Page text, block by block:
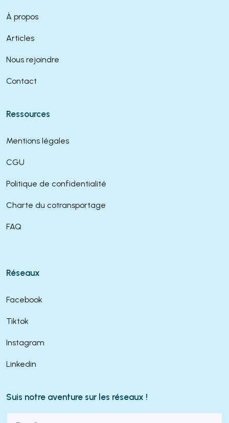
À propos
Articles
Nous rejoindre
Contact
Ressources
Mentions légales
CGU
Politique de confidentialité
Charte du cotransportage
FAQ
Réseaux
Facebook
Tiktok
Instagram
Linkedin
Suis notre aventure sur les réseaux !